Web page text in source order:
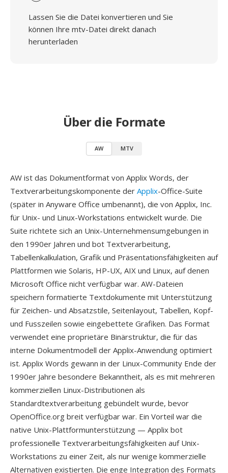
Lassen Sie die Datei konvertieren und Sie
können Ihre mtv-Datei direkt danach
herunterladen
Über die Formate
AW MTV
AW ist das Dokumentformat von Applix Words, der
Textverarbeitungskomponente der Applix-Office-Suite
(später in Anyware Office umbenannt), die von Applix, Inc.
für Unix- und Linux-Workstations entwickelt wurde. Die
Suite richtete sich an Unix-Unternehmensumgebungen in
den 1990er Jahren und bot Textverarbeitung,
Tabellenkalkulation, Grafik und Präsentationsfähigkeiten auf
Plattformen wie Solaris, HP-UX, AIX und Linux, auf denen
Microsoft Office nicht verfügbar war. AW-Dateien
speichern formatierte Textdokumente mit Unterstützung
für Zeichen- und Absatzstile, Seitenlayout, Tabellen, Kopf-
und Fusszeilen sowie eingebettete Grafiken. Das Format
verwendet eine proprietäre Binärstruktur, die für das
interne Dokumentmodell der Applix-Anwendung optimiert
ist. Applix Words gewann in der Linux-Community Ende der
1990er Jahre besondere Bekanntheit, als es mit mehreren
kommerziellen Linux-Distributionen als
Standardtextverarbeitung gebündelt wurde, bevor
OpenOffice.org breit verfügbar war. Ein Vorteil war die
native Unix-Plattformunterstützung — Applix bot
professionelle Textverarbeitungsfähigkeiten auf Unix-
Workstations zu einer Zeit, als nur wenige kommerzielle
Alternativen existierten. Die enge Integration des Formats